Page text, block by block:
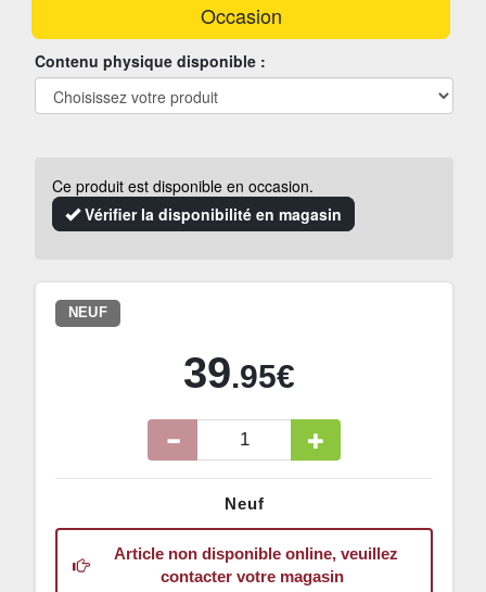
Occasion
Contenu physique disponible :
Ce produit est disponible en occasion.
Vérifier la disponibilité en magasin
NEUF
39.95€
Neuf
Article non disponible online, veuillez
contacter votre magasin